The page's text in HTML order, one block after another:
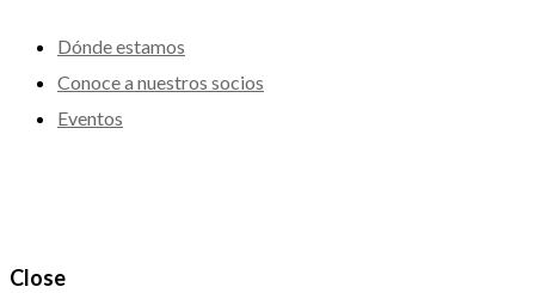
Dónde estamos
Conoce a nuestros socios
Eventos
Close